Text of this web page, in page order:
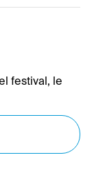
festival, le